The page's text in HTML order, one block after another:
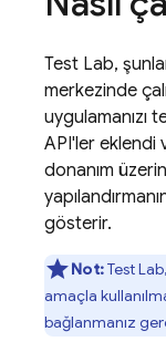
Test Lab,
merkezinde
uygulamanızı
API'ler eklendi
donanım
gösterir.
Not:Test Lab
amaçla
bağlanmanız